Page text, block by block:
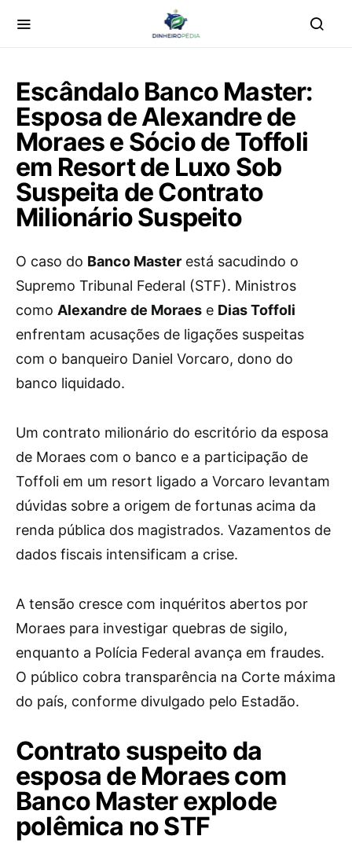
Escândalo Banco Master:
Esposa de Alexandre de
Moraes e Sócio de Toffoli
em Resort de Luxo Sob
Suspeita de Contrato
Milionário Suspeito
O caso do Banco Master está sacudindo o
Supremo Tribunal Federal (STF). Ministros
como Alexandre de Moraes e Dias Toffoli
enfrentam acusações de ligações suspeitas
com o banqueiro Daniel Vorcaro, dono do
banco liquidado.
Um contrato milionário do escritório da esposa
de Moraes com o banco e a participação de
Toffoli em um resort ligado a Vorcaro levantam
dúvidas sobre a origem de fortunas acima da
renda pública dos magistrados. Vazamentos de
dados fiscais intensificam a crise.
A tensão cresce com inquéritos abertos por
Moraes para investigar quebras de sigilo,
enquanto a Polícia Federal avança em fraudes.
O público cobra transparência na Corte máxima
do país, conforme divulgado pelo Estadão.
Contrato suspeito da
esposa de Moraes com
Banco Master explode
polêmica no STF